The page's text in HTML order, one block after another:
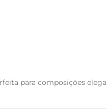
para composições